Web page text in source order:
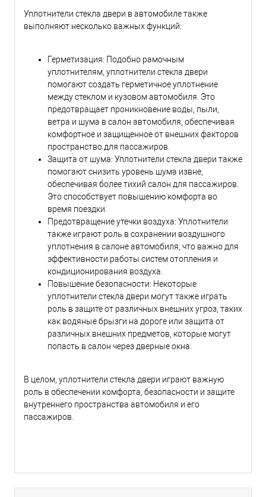
Уплотнители стекла двери в автомобиле также
выполняют несколько важных функций:
Герметизация: Подобно рамочным
уплотнителям, уплотнители стекла двери
помогают создать герметичное уплотнение
между стеклом и кузовом автомобиля. Это
предотвращает проникновение воды, пыли,
ветра и шума в салон автомобиля, обеспечивая
комфортное и защищенное от внешних факторов
пространство для пассажиров.
Защита от шума: Уплотнители стекла двери также
помогают снизить уровень шума извне,
обеспечивая более тихий салон для пассажиров.
Это способствует повышению комфорта во
время поездки.
Предотвращение утечки воздуха: Уплотнители
также играют роль в сохранении воздушного
уплотнения в салоне автомобиля, что важно для
эффективности работы систем отопления и
кондиционирования воздуха.
Повышение безопасности: Некоторые
уплотнители стекла двери могут также играть
роль в защите от различных внешних угроз, таких
как водяные брызги на дороге или защита от
различных внешних предметов, которые могут
попасть в салон через дверные окна.
В целом, уплотнители стекла двери играют важную
роль в обеспечении комфорта, безопасности и защите
внутреннего пространства автомобиля и его
пассажиров.